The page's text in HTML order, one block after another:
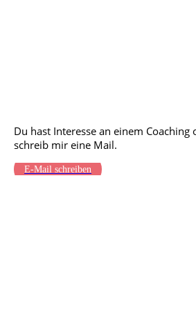
Du hast Interesse an einem Coaching
schreib mir eine Mail.
E-Mail schreiben